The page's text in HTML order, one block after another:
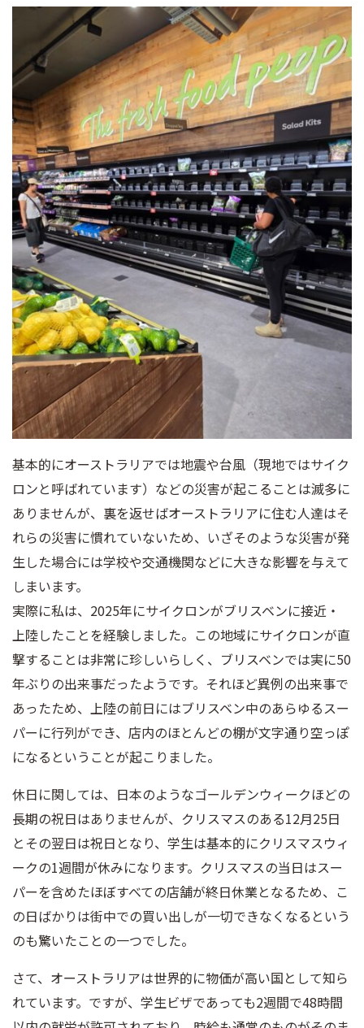
基本的にオーストラリアでは地震や台風（現地ではサイク
ロンと呼ばれています）などの災害が起こることは滅多に
ありませんが、裏を返せばオーストラリアに住む人達はそ
れらの災害に慣れていないため、いざそのような災害が発
生した場合には学校や交通機関などに大きな影響を与えて
しまいます。
実際に私は、2025年にサイクロンがブリスベンに接近・
上陸したことを経験しました。この地域にサイクロンが直
撃することは非常に珍しいらしく、ブリスベンでは実に50
年ぶりの出来事だったようです。それほど異例の出来事で
あったため、上陸の前日にはブリスベン中のあらゆるスー
パーに行列ができ、店内のほとんどの棚が文字通り空っぽ
になるということが起こりました。
休日に関しては、日本のようなゴールデンウィークほどの
長期の祝日はありませんが、クリスマスのある12月25日
とその翌日は祝日となり、学生は基本的にクリスマスウィ
ークの1週間が休みになります。クリスマスの当日はスー
パーを含めたほぼすべての店舗が終日休業となるため、こ
の日ばかりは街中での買い出しが一切できなくなるという
のも驚いたことの一つでした。
さて、オーストラリアは世界的に物価が高い国として知ら
れています。ですが、学生ビザであっても2週間で48時間